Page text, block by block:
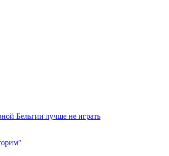
Бельгии лучше не играть